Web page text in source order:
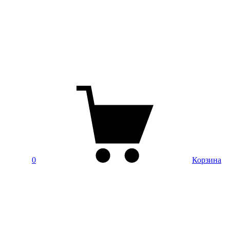
0 Корзина